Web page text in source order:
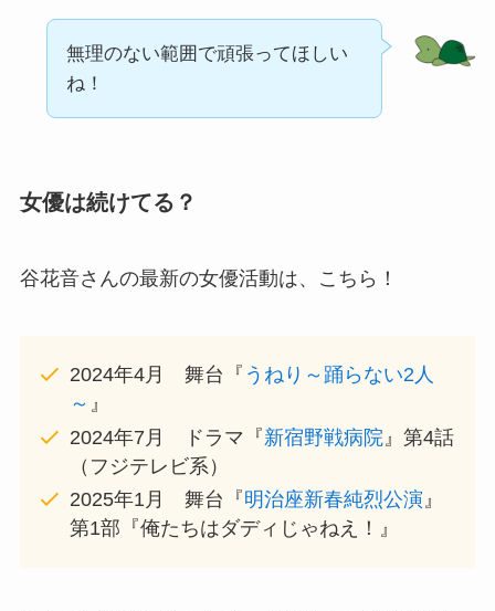
無理のない範囲で頑張ってほしい
ね！
女優は続けてる？
谷花音さんの最新の女優活動は、こちら！
2024年4月 舞台『 うねり～踊らない2人
～ 』
2024年7月 ドラマ『新宿野戦病院』第4話
（フジテレビ系）
2025年1月 舞台『明治座新春純烈公演』
第1部『俺たちはダディじゃねえ！』